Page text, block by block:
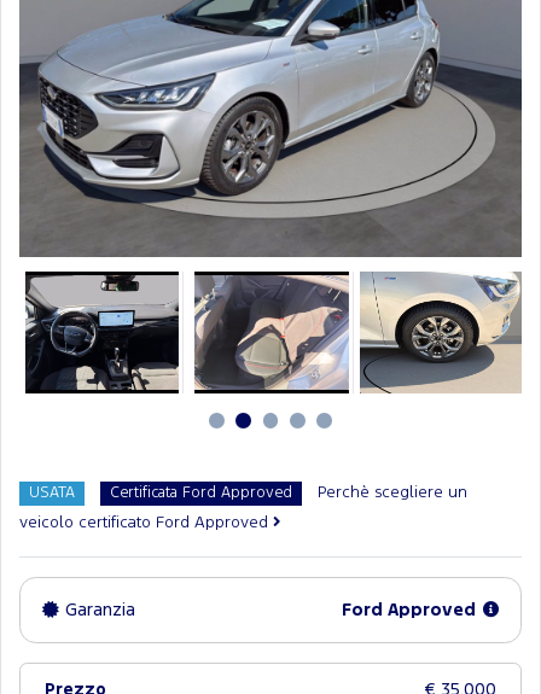
USATA Certificata Ford Approved Perchè scegliere un
veicolo certificato Ford Approved
Garanzia Ford Approved
Prezzo € 35.000